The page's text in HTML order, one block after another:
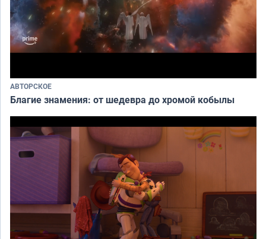
АВТОРСКОЕ
Благие знамения: от шедевра до хромой кобылы